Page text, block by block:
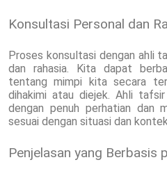
Konsultasi Personal dan
Proses konsultasi dengan ahli
dan rahasia. Kita dapat
tentang mimpi kita secara
dihakimi atau diejek. Ahli
dengan penuh perhatian dan
sesuai dengan situasi dan
Penjelasan yang Berbasis